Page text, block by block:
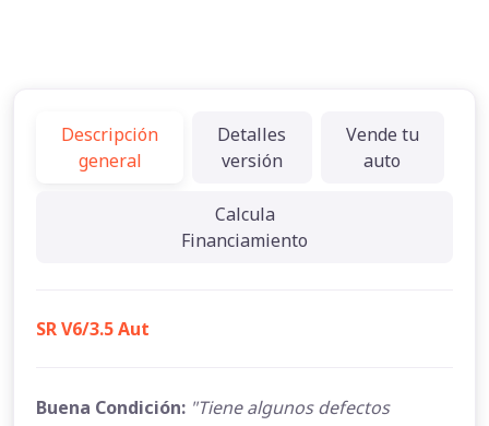
Descripción
general
Detalles
versión
Vende tu
auto
Calcula
Financiamiento
SR V6/3.5 Aut
Buena Condición: "Tiene algunos defectos